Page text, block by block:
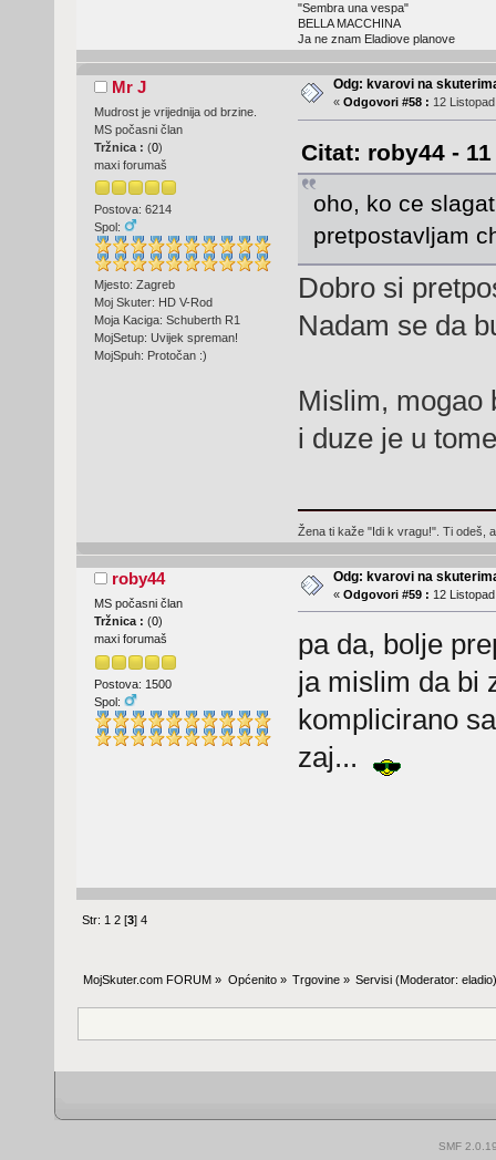
"Sembra una vespa"
BELLA MACCHINA
Ja ne znam Eladiove planove
Mr J
Mudrost je vrijednija od brzine.
MS počasni član
Tržnica : (0)
maxi forumaš
Postova: 6214
Spol:
Mjesto: Zagreb
Moj Skuter: HD V-Rod
Moja Kaciga: Schuberth R1
MojSetup: Uvijek spreman!
MojSpuh: Protočan :)
Odg: kvarovi na
« Odgovori #58 : 12
Citat: roby44 -
oho, ko ce
pretpostavljam
Dobro si
Nadam se da
Mislim, mogao
i duze je u
Žena ti kaže "Idi k vragu!". Ti odeš,
roby44
MS počasni član
Tržnica : (0)
maxi forumaš
Postova: 1500
Spol:
Odg: kvarovi na
« Odgovori #59 : 12
pa da, bolje
ja mislim da bi
komplicirano
zaj...
Str: 1 2 [3]4
MojSkuter.com FORUM » Općenito» Trgovine» Servisi (Moderator:eladio
SMF